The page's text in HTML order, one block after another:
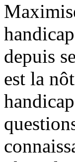
depuis
est la